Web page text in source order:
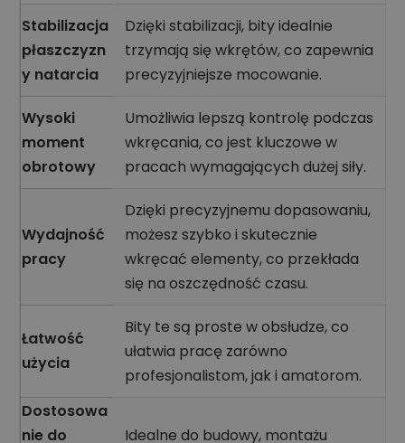
Stabilizacja
płaszczyzn
y natarcia
Dzięki stabilizacji, bity idealnie
trzymają się wkrętów, co zapewnia
precyzyjniejsze mocowanie.
Wysoki
moment
obrotowy
Umożliwia lepszą kontrolę podczas
wkręcania, co jest kluczowe w
pracach wymagających dużej siły.
Wydajność
pracy
Dzięki precyzyjnemu dopasowaniu,
możesz szybko i skutecznie
wkręcać elementy, co przekłada
się na oszczędność czasu.
Łatwość
użycia
Bity te są proste w obsłudze, co
ułatwia pracę zarówno
profesjonalistom, jak i amatorom.
Dostosowa
nie do
Idealne do budowy, montażu